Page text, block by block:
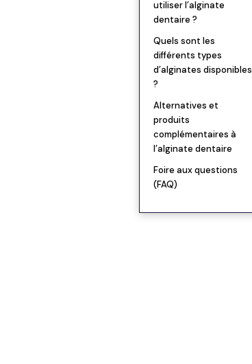
utiliser l’alginate
dentaire ?
Quels sont les
différents types
d’alginates disponibles
?
Alternatives et
produits
complémentaires à
l’alginate dentaire
Foire aux questions
(FAQ)